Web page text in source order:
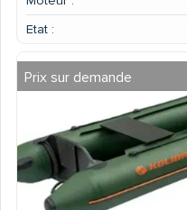
Etat :
Prix sur demande